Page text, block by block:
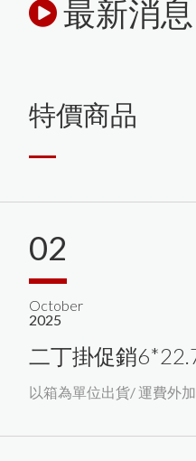
最新消息
特價商品
02
October
2025
二丁掛促銷
以箱為單位出貨/ 運費外加